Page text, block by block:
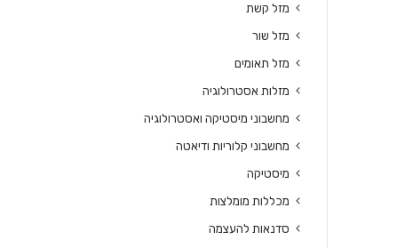
מזל קשת
מזל שור
מזל תאומים
מזלות אסטרולוגיה
מחשבוני מיסטיקה ואסטרולוגיה
מחשבוני קלוריות ודיאטה
מיסטיקה
מכללות מומלצות
סדנאות להעצמה